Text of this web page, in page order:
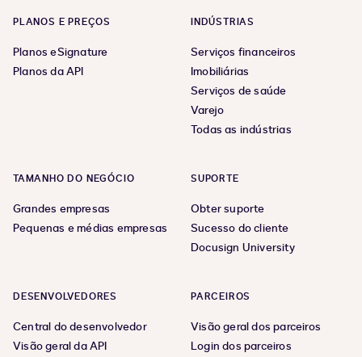
PLANOS E PREÇOS
Planos eSignature
Planos da API
INDÚSTRIAS
Serviços financeiros
Imobiliárias
Serviços de saúde
Varejo
Todas as indústrias
TAMANHO DO NEGÓCIO
Grandes empresas
Pequenas e médias empresas
SUPORTE
Obter suporte
Sucesso do cliente
Docusign University
DESENVOLVEDORES
Central do desenvolvedor
Visão geral da API
PARCEIROS
Visão geral dos parceiros
Login dos parceiros